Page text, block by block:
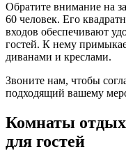
Обратите внимание на
60 человек. Его
входов обеспечивают
гостей. К нему
диванами и креслами.
Звоните нам, чтобы
подходящий вашему
Комнаты
для гостей